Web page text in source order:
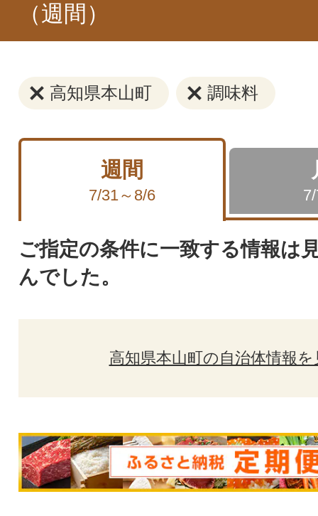
（週間）
高知県本山町 調味料
週間
7/31～8/6
ご指定の条件に一致する情報は
んでした。
高知県本山町の自治体情報を